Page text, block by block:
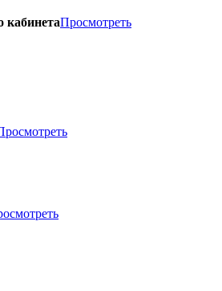
кабинетаПросмотреть